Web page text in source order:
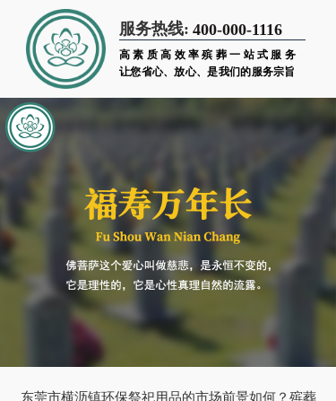
服务热线: 400-000-1116
高素质高效率殡葬一站式服务
让您省心、放心、是我们的服务宗旨
东莞市横沥镇环保祭祀用品的市场前景如何？殡葬